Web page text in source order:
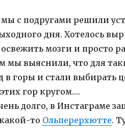
с подругами решили
дня. Хотелось
мозги и просто
выяснили, что для
в горы и стали выбирать
гор кругом….
долго, в Инстаграме
то Ольперерхютте.